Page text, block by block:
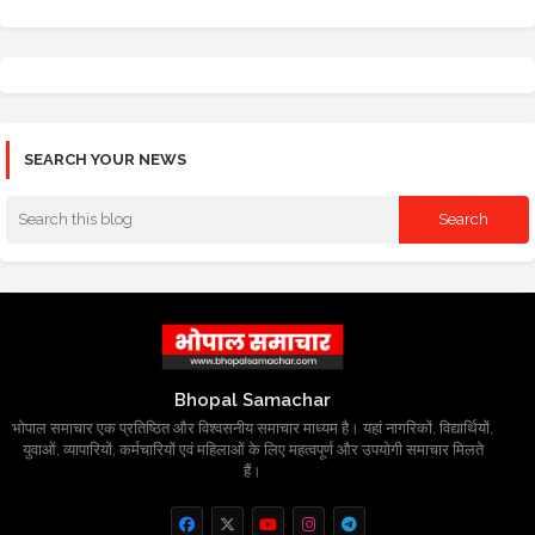
SEARCH YOUR NEWS
Bhopal Samachar
भोपाल समाचार एक प्रतिष्ठित और विश्वसनीय समाचार माध्यम है। यहां नागरिकों, विद्यार्थियों,
युवाओं, व्यापारियों, कर्मचारियों एवं महिलाओं के लिए महत्वपूर्ण और उपयोगी समाचार मिलते
हैं।